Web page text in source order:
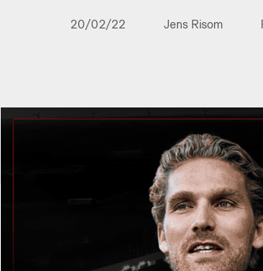
20/02/22 Jens Risom